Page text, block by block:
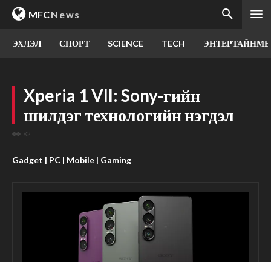
MFCNews
ЭХЛЭЛ СПОРТ SCIENCE TECH
Xperia 1 VII: Sony-гийн
шилдэг технологийн нэгдэл
82
Gadget | PC | Mobile | Gaming